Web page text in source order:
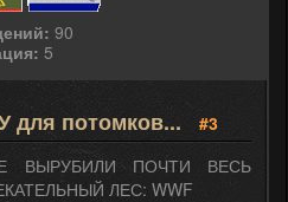
90
5
потомков...
#3
ВЫРУБИЛИ ПОЧТИ ВЕСЬ
ЛЕС: WWF